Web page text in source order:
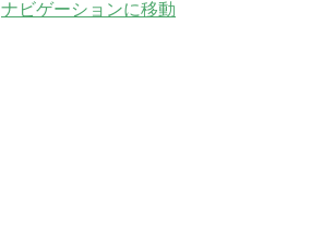
ナビゲーションに移動